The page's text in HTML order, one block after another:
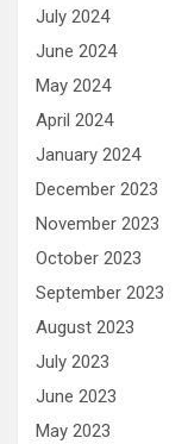
July 2024
June 2024
May 2024
April 2024
January 2024
December 2023
November 2023
October 2023
September 2023
August 2023
July 2023
June 2023
May 2023